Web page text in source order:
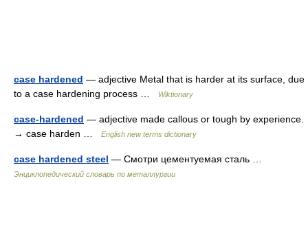
case hardened — adjective Metal that is harder at its surface, due
to a case hardening process …
Wiktionary
case-hardened — adjective made callous or tough by experience.
→ case harden …
English new terms dictionary
case hardened steel — Смотри цементуемая сталь …
Энциклопедический словарь по металлургии